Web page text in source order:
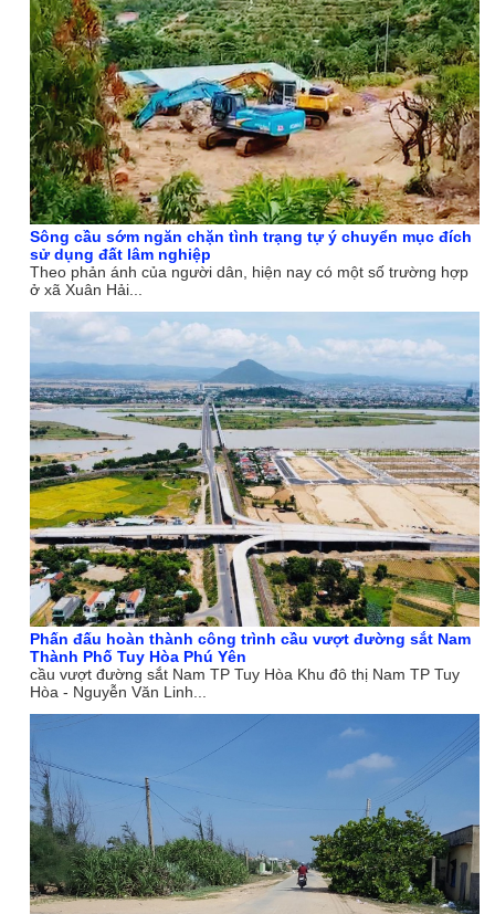
Sông cầu sớm ngăn chặn tình trạng tự ý chuyển mục đích
sử dụng đất lâm nghiệp
Theo phản ánh của người dân, hiện nay có một số trường hợp
ở xã Xuân Hải...
Phấn đấu hoàn thành công trình cầu vượt đường sắt Nam
Thành Phố Tuy Hòa Phú Yên
cầu vượt đường sắt Nam TP Tuy Hòa Khu đô thị Nam TP Tuy
Hòa - Nguyễn Văn Linh...